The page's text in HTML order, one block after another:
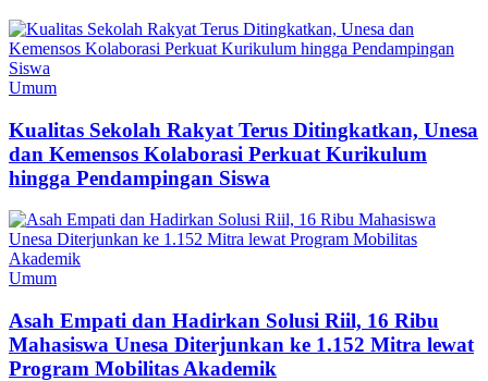
Umum
Kualitas Sekolah Rakyat Terus Ditingkatkan, Unesa
dan Kemensos Kolaborasi Perkuat Kurikulum
hingga Pendampingan Siswa
Umum
Asah Empati dan Hadirkan Solusi Riil, 16 Ribu
Mahasiswa Unesa Diterjunkan ke 1.152 Mitra lewat
Program Mobilitas Akademik